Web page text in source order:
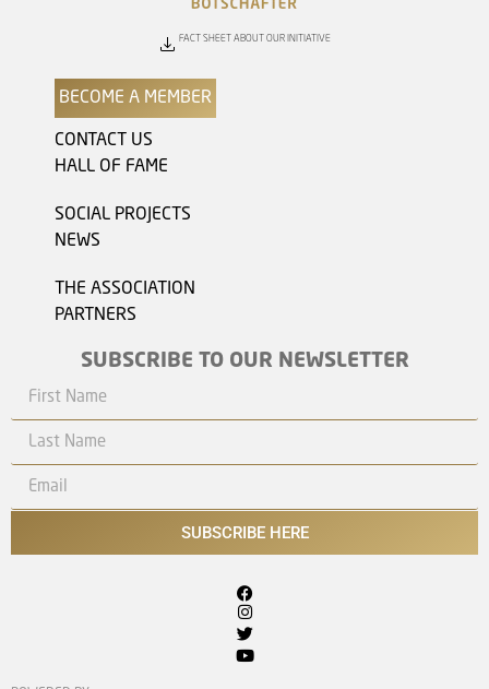
FACT SHEET ABOUT OUR INITIATIVE
BECOME A MEMBER
CONTACT US
HALL OF FAME
SOCIAL PROJECTS
NEWS
THE ASSOCIATION
PARTNERS
SUBSCRIBE TO OUR NEWSLETTER
SUBSCRIBE HERE